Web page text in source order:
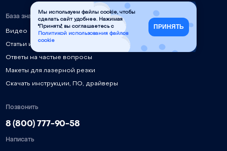
База знаний
Видео
Статьи и руководства
Ответы на частые вопросы
Макеты для лазерной резки
Скачать инструкции, ПО, драйверы
Позвонить
8 (800) 777-90-58
Написать
Мы используем файлы cookie, чтобы
сделать сайт удобнее. Нажимая
"Принять", вы соглашаетесь с
Политикой использования файлов
cookie
ПРИНЯТЬ